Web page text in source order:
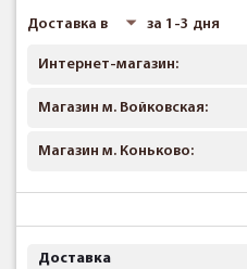
Доставка в за 1-3 дня
Интернет-магазин:
Магазин м. Войковская:
Магазин м. Коньково:
Доставка